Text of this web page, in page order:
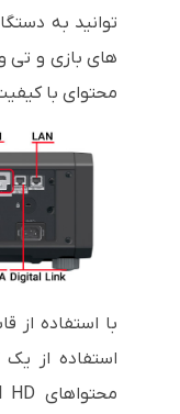
توانید به
های بازی و
محتوای با